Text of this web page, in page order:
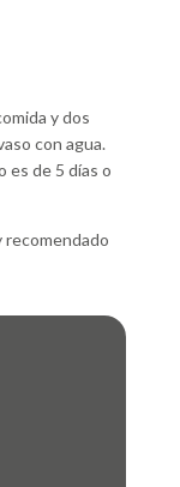
y dos
con agua.
es de 5 días o
recomendado